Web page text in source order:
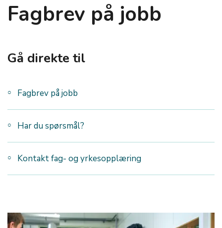
Fagbrev på jobb
Gå direkte til
Fagbrev på jobb
Har du spørsmål?
Kontakt fag- og yrkesopplæring